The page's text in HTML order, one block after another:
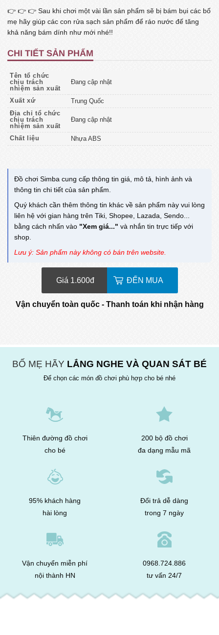
👉 👉 👉 Sau khi chơi một vài lần sản phẩm sẽ bị bám bụi các bố
mẹ hãy giúp các con rửa sạch sản phẩm để ráo nước đế tăng
khả năng bám dính như mới nhé!!
CHI TIẾT SẢN PHẨM
Tên tổ chức
chịu trách
nhiệm sản xuất
Đang cập nhật
Xuất xứ
Trung Quốc
Địa chỉ tổ chức
chịu trách
nhiệm sản xuất
Đang cập nhật
Chất liệu Nhựa ABS
Đồ chơi Simba cung cấp thông tin giá, mô tả, hình ảnh và
thông tin chi tiết của sản phẩm.
Quý khách cần thêm thông tin khác về sản phẩm này vui lòng
liên hệ với gian hàng trên Tiki, Shopee, Lazada, Sendo...
bằng cách nhấn vào "Xem giá..." và nhắn tin trực tiếp với
shop.
Lưu ý: Sản phẩm này không có bán trên website.
Giá 1.600đ ĐẾN MUA
Vận chuyển toàn quốc - Thanh toán khi nhận hàng
BỐ MẸ HÃY LẮNG NGHE VÀ QUAN SÁT BÉ
Để chọn các món đồ chơi phù hợp cho bé nhé
Thiên đường đồ chơi
cho bé
200 bộ đồ chơi
đa dạng mẫu mã
95% khách hàng
hài lòng
Đổi trả dễ dàng
trong 7 ngày
Vận chuyển miễn phí
nội thành HN
0968.724.886
tư vấn 24/7